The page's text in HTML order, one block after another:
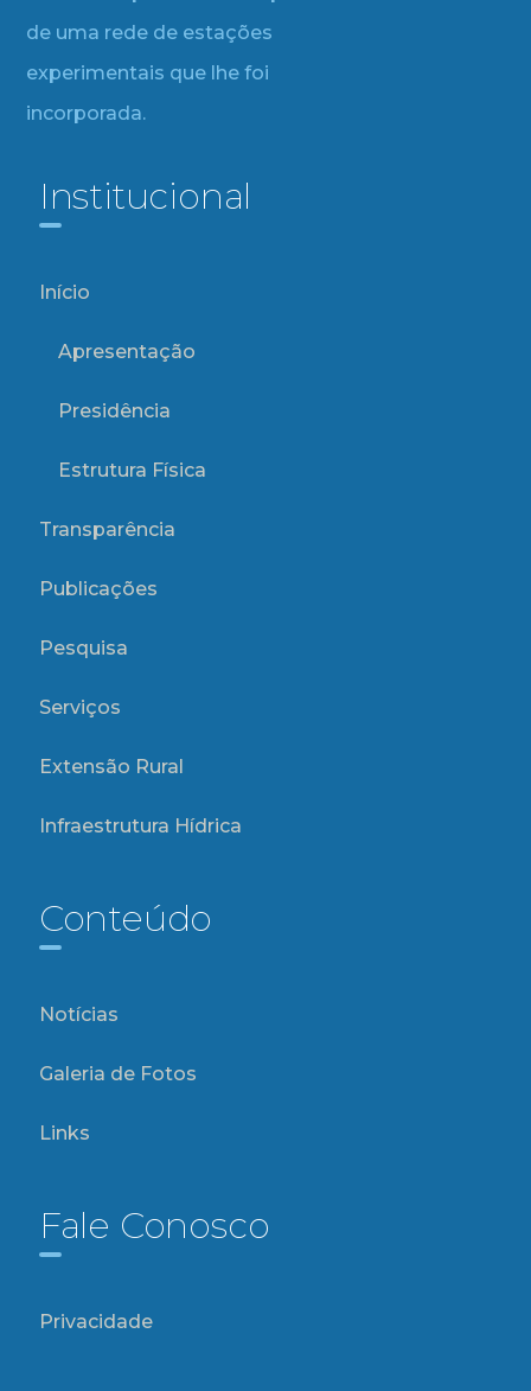
de uma rede de estações
experimentais que lhe foi
incorporada.
Institucional
Início
Apresentação
Presidência
Estrutura Física
Transparência
Publicações
Pesquisa
Serviços
Extensão Rural
Infraestrutura Hídrica
Conteúdo
Notícias
Galeria de Fotos
Links
Fale Conosco
Privacidade